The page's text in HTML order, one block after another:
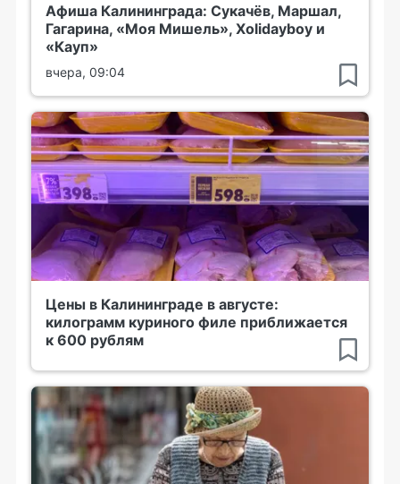
Афиша Калининграда: Сукачёв, Маршал,
Гагарина, «Моя Мишель», Xolidayboy и
«Кауп»
вчера, 09:04
Цены в Калининграде в августе:
килограмм куриного филе приближается
к 600 рублям